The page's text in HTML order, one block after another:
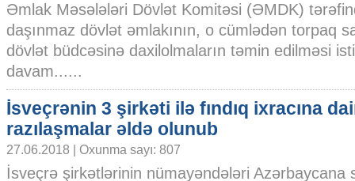
Əmlak Məsələləri Dövlət Komitəsi (ƏMDK)
daşınmaz dövlət əmlakının, o cümlədən torpaq
dövlət büdcəsinə daxilolmaların təmin edilməsi
davam......
İsveçrənin 3 şirkəti ilə fındıq ixracına
razılaşmalar əldə olunub
27.06.2018 | Oxunma sayı: 807
İsveçrə şirkətlərinin nümayəndələri Azərbaycana